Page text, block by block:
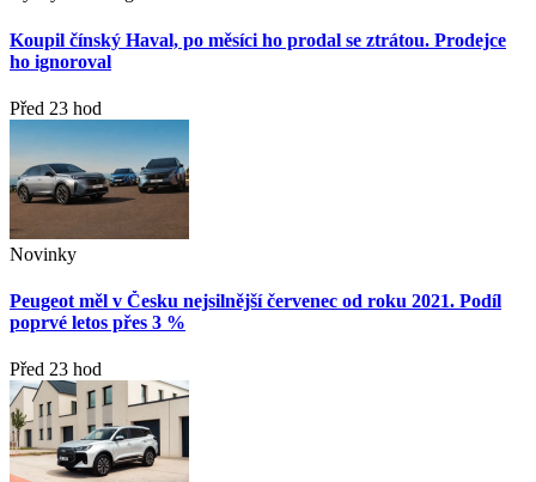
Koupil čínský Haval, po měsíci ho prodal se ztrátou. Prodejce
ho ignoroval
Před 23 hod
Novinky
Peugeot měl v Česku nejsilnější červenec od roku 2021. Podíl
poprvé letos přes 3 %
Před 23 hod